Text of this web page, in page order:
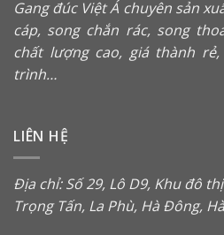
Gang đúc Việt Á chuyên sản
cáp, song chắn rác, song
chất lượng cao, giá thành
trình…
LIÊN HỆ
Địa chỉ: Số 29, Lô D9, Khu đô
Trọng Tấn, La Phù, Hà Đông,